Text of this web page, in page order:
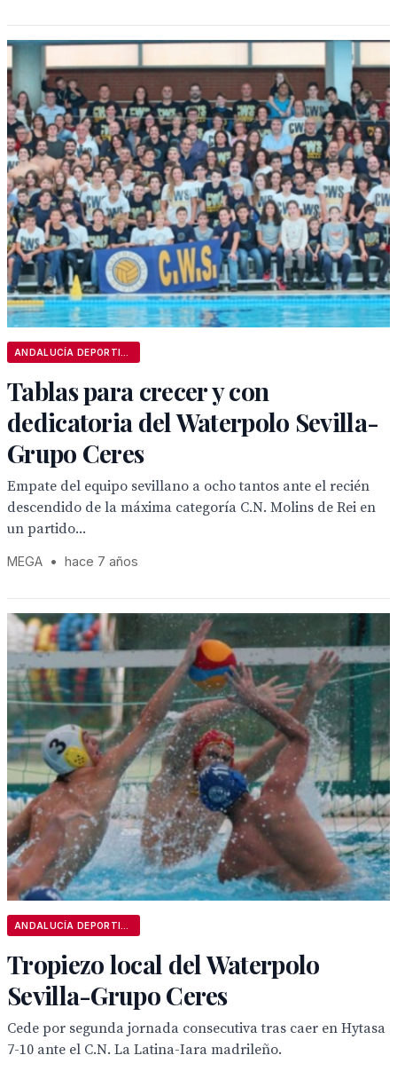
Tablas para crecer y con
dedicatoria del Waterpolo Sevilla-
Grupo Ceres
Empate del equipo sevillano a ocho tantos ante el recién
descendido de la máxima categoría C.N. Molins de Rei en
un partido...
MEGA • hace 7 años
Tropiezo local del Waterpolo
Sevilla-Grupo Ceres
Cede por segunda jornada consecutiva tras caer en Hytasa
7-10 ante el C.N. La Latina-Iara madrileño.